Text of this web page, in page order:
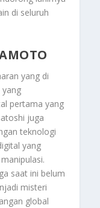
di seluruh
yang di
yang
pertama yang
juga
teknologi
yang
saat ini belum
misteri
global